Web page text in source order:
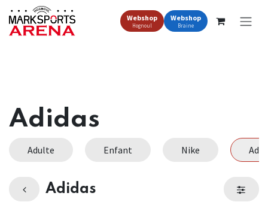
Se rendre au contenu
Webshop
Hognoul
Webshop
Braine
Adidas
Adulte Enfant Nike
Adidas